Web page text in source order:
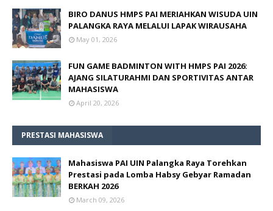
BIRO DANUS HMPS PAI MERIAHKAN WISUDA UIN
PALANGKA RAYA MELALUI LAPAK WIRAUSAHA
May 01, 2026
FUN GAME BADMINTON WITH HMPS PAI 2026:
AJANG SILATURAHMI DAN SPORTIVITAS ANTAR
MAHASISWA
April 20, 2026
PRESTASI MAHASISWA
Mahasiswa PAI UIN Palangka Raya Torehkan
Prestasi pada Lomba Habsy Gebyar Ramadan
BERKAH 2026
March 09, 2026